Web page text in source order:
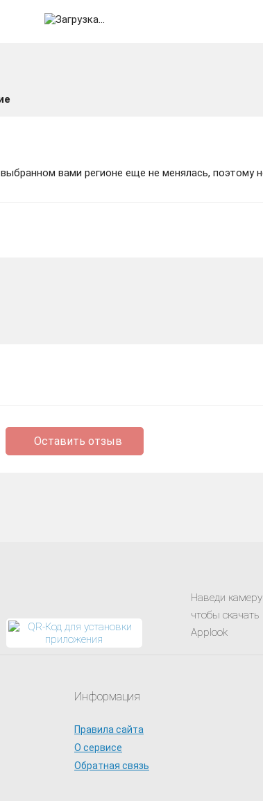
вами регионе еще не менялась, поэтому
Оставить отзыв
Наведи
чтобы
Applook
Информация
Правила сайта
О сервисе
Обратная связь